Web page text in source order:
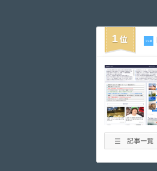
1